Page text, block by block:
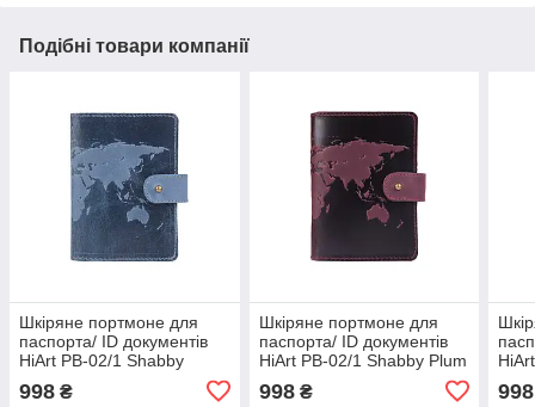
Подібні товари компанії
Шкіряне портмоне для
паспорта/ ID документів
HiArt PB-02/1 Shabby
998 ₴
Шкіряне портмоне для
паспорта/ ID документів
HiArt PB-02/1 Shabby Plum
998₴ 998